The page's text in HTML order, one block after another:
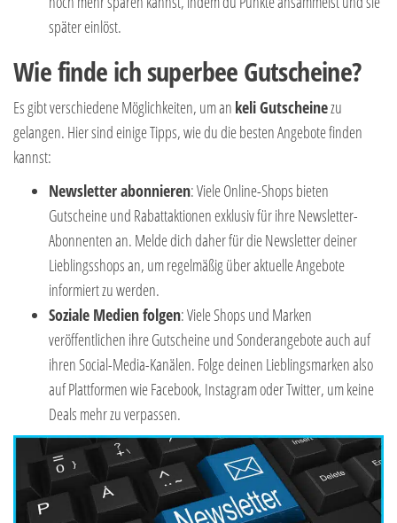
später einlöst.
Wie finde ich superbee Gutscheine?
Es gibt verschiedene Möglichkeiten, um an keli Gutscheinezu
gelangen. Hier sind einige Tipps, wie du die besten Angebote finden
kannst:
Newsletter abonnieren: Viele Online-Shops bieten
Gutscheine und Rabattaktionen exklusiv für ihre Newsletter-
Abonnenten an. Melde dich daher für die Newsletter deiner
Lieblingsshops an, um regelmäßig über aktuelle Angebote
informiert zu werden.
Soziale Medien folgen: Viele Shops und Marken
veröffentlichen ihre Gutscheine und Sonderangebote auch auf
ihren Social-Media-Kanälen. Folge deinen Lieblingsmarken also
auf Plattformen wie Facebook, Instagram oder Twitter, um keine
Deals mehr zu verpassen.